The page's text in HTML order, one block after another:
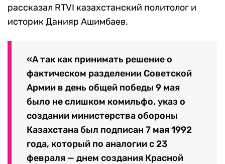
рассказал RTVI казахстанский политолог и
историк Данияр Ашимбаев.
«А так как принимать решение о
фактическом разделении Советской
Армии в день общей победы 9 мая
было не слишком комильфо, указ о
создании министерства обороны
Казахстана был подписан 7 мая 1992
года, который по аналогии с 23
февраля — днем создания Красной